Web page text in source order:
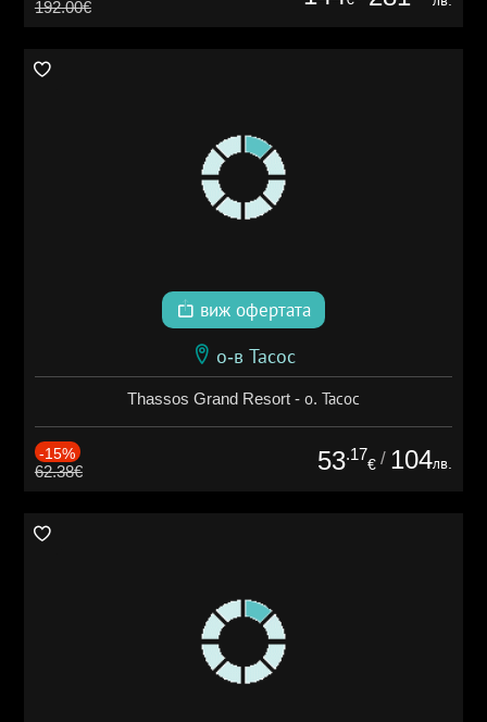
192.00€
виж офертата
о-в Тасос
Thassos Grand Resort - о. Тасос
-15%
62.38€ 53.17
€ / 104лв.